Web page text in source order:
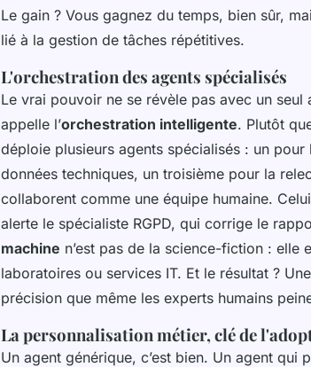
Le gain ? Vous gagnez du temps, bien sûr,
lié à la gestion de tâches répétitives.
L'orchestration des agents spécialisés
Le vrai pouvoir ne se révèle pas avec un seul
appelle l’orchestration intelligente. Plutôt
déploie plusieurs agents spécialisés : un
données techniques, un troisième pour la
collaborent comme une équipe humaine.
alerte le spécialiste RGPD, qui corrige le
machine n’est pas de la science-fiction : elle
laboratoires ou services IT. Et le résultat ? Une
précision que même les experts humains
La personnalisation métier, clé de
Un agent générique, c’est bien. Un agent